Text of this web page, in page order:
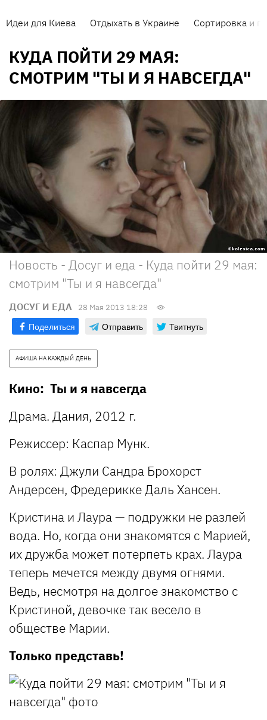
Идеи для Киева Отдыхать в Украине Сортировка и
КУДА ПОЙТИ 29 МАЯ:
СМОТРИМ "ТЫ И Я НАВСЕГДА"
Новость - Досуг и еда - Куда пойти 29 мая:
смотрим "Ты и я навсегда"
ДОСУГ И ЕДА 28 Мая 2013 18:28
Поделиться Отправить Твитнуть
АФИША НА КАЖДЫЙ ДЕНЬ
Кино: Ты и я навсегда
Драма. Дания, 2012 г.
Режиссер: Каспар Мунк.
В ролях: Джули Сандра Брохорст
Андерсен, Фредерикке Даль Хансен.
Кристина и Лаура — подружки не разлей
вода. Но, когда они знакомятся с Марией,
их дружба может потерпеть крах. Лаура
теперь мечется между двумя огнями.
Ведь, несмотря на долгое знакомство с
Кристиной, девочке так весело в
обществе Марии.
Только представь!